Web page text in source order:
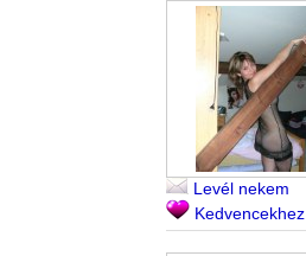
Levél nekem
Kedvencekhez